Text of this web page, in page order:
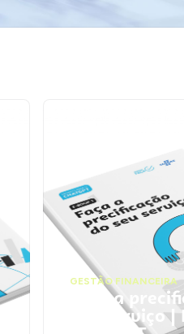
GESTÃO FINANCEIRA
Faça a
seu serviço